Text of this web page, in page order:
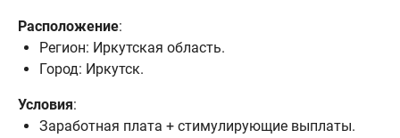
Расположение:
Регион: Иркутская область.
Город: Иркутск.
Условия:
Заработная плата + стимулирующие выплаты.